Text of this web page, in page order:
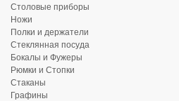
Столовые приборы
Ножи
Полки и держатели
Стеклянная посуда
Бокалы и Фужеры
Рюмки и Стопки
Стаканы
Графины